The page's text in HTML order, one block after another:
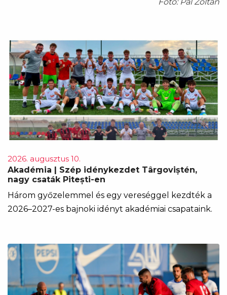
2026. augusztus 10.
Akadémia | Szép idénykezdet Târgoviștén,
nagy csaták Pitești-en
Három győzelemmel és egy vereséggel kezdték a
2026–2027-es bajnoki idényt akadémiai csapataink.